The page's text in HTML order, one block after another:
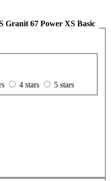
Granit 67 Power XS Basic
4 stars
5 stars